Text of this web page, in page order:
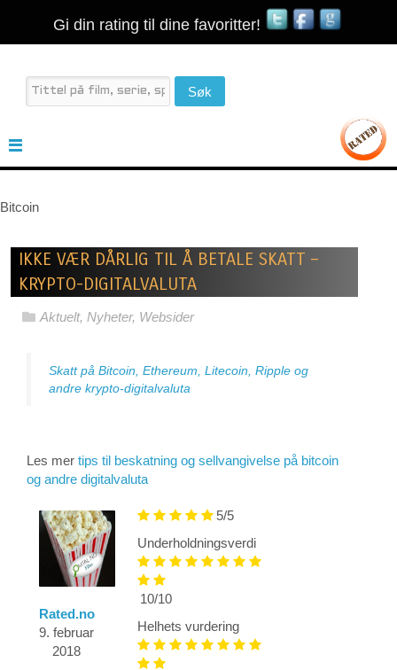
Gi din rating til dine favoritter!
Bitcoin
IKKE VÆR DÅRLIG TIL Å BETALE SKATT –
KRYPTO-DIGITALVALUTA
Aktuelt, Nyheter, Websider
Skatt på Bitcoin, Ethereum, Litecoin, Ripple og
andre krypto-digitalvaluta
Les mer tips til beskatning og sellvangivelse på bitcoin
og andre digitalvaluta
Rated.no
9. februar
2018
5/5
Underholdningsverdi
10/10
Helhets vurdering